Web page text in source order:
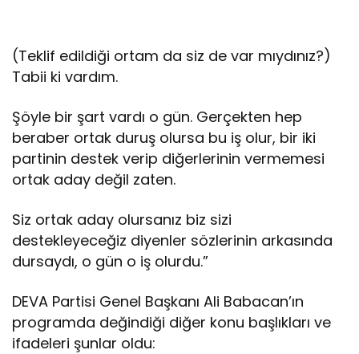
(Teklif edildiği ortam da siz de var mıydınız?)
Tabii ki vardım.
Şöyle bir şart vardı o gün. Gerçekten hep
beraber ortak duruş olursa bu iş olur, bir iki
partinin destek verip diğerlerinin vermemesi
ortak aday değil zaten.
Siz ortak aday olursanız biz sizi
destekleyeceğiz diyenler sözlerinin arkasında
dursaydı, o gün o iş olurdu.”
DEVA Partisi Genel Başkanı Ali Babacan’ın
programda değindiği diğer konu başlıkları ve
ifadeleri şunlar oldu: